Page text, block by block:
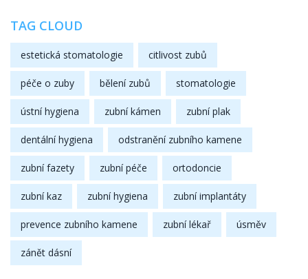
TAG CLOUD
estetická stomatologie citlivost zubů
péče o zuby bělení zubů stomatologie
ústní hygiena zubní kámen zubní plak
dentální hygiena odstranění zubního kamene
zubní fazety zubní péče ortodoncie
zubní kaz zubní hygiena zubní implantáty
prevence zubního kamene zubní lékař úsměv
zánět dásní